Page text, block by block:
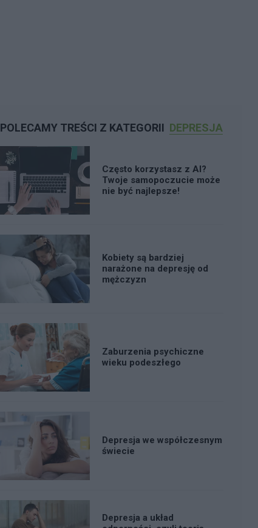
POLECAMY TREŚCI Z KATEGORII DEPRESJA
Często korzystasz z AI?
Twoje samopoczucie może
nie być najlepsze!
Kobiety są bardziej
narażone na depresję od
mężczyzn
Zaburzenia psychiczne
wieku podeszłego
Depresja we współczesnym
świecie
Depresja a układ